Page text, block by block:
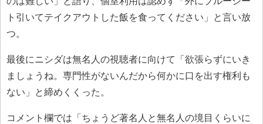
ト引いてテイクアウトした飯を食ってください」と言い放
つ。
最後にニシダは無名人の視聴者に向けて「欲張らずにいき
ましょうね。専門性がないんだから何かに口を出す権利も
ない」と締めくくった。
コメント欄では「ちょうど著名人と無名人の境目くらいに